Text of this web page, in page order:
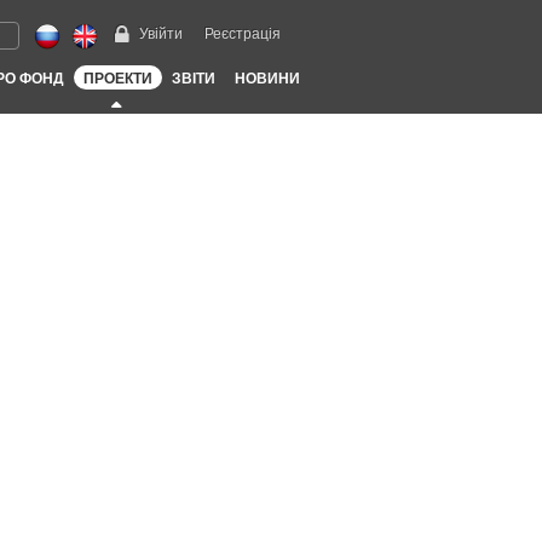
Увійти Реєстрація
ФОНД ПРОЕКТИ ЗВІТИ НОВИНИ